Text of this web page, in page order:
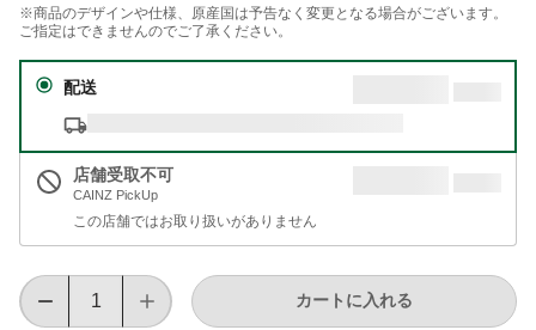
※商品のデザインや仕様、原産国は予告なく変更となる場合がございます。
ご指定はできませんのでご了承ください。
配送
店舗受取不可
CAINZ PickUp
この店舗ではお取り扱いがありません
カートに入れる